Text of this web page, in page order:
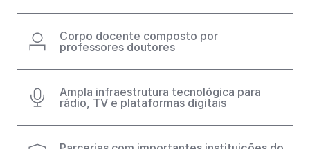
Corpo docente composto por
professores doutores
Ampla infraestrutura tecnológica para
rádio, TV e plataformas digitais